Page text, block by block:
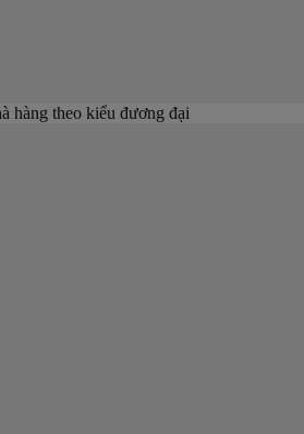
hàng theo kiểu đương đại